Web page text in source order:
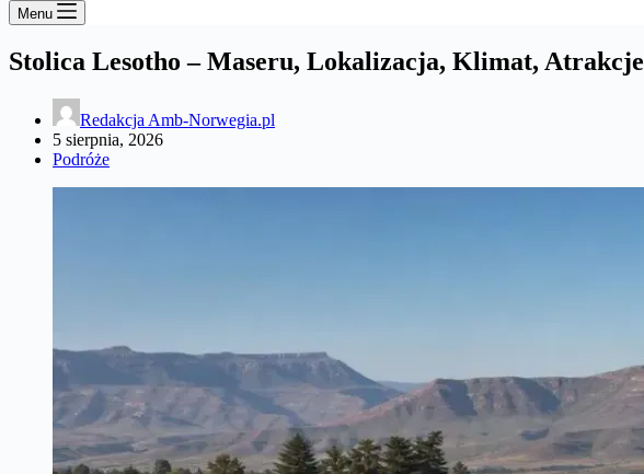
Menu
Stolica Lesotho – Maseru, Lokalizacja, Klimat, Atrakcje
Redakcja Amb-Norwegia.pl
5 sierpnia, 2026
Podróże